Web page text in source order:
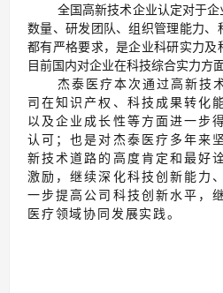
全国高新技术企业认定对于
数量、研发团队、组织管理能力
都有严格要求，是企业科研实力
目前国内对企业在科技综合实力方
杰泰医疗本次通过高新技
司在知识产权、科技成果转化
以及企业成长性等方面进一步
认可；也是对杰泰医疗多年来
新技术道路的高度肯定和最好
激励，继续深化科技创新能力
一步提高公司科技创新水平，
医疗领域协同发展实践。